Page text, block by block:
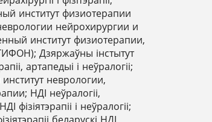
институт физиотерапии
нейрохирургии и
институт физиотерапии,
Дзяржаўны інстытут
артапедыі і неўралогіі;
неврологии,
НДІ неўралогіі,
фізіятэрапіі і неўралогіі;